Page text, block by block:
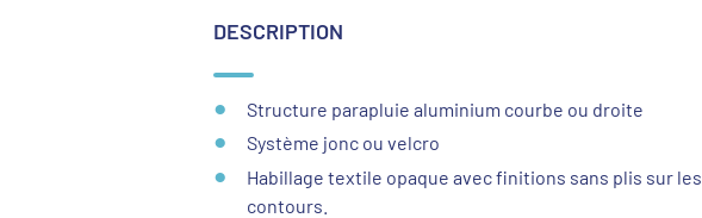
DESCRIPTION
Structure parapluie aluminium courbe ou droite
Système jonc ou velcro
Habillage textile opaque avec finitions sans plis sur les
contours.